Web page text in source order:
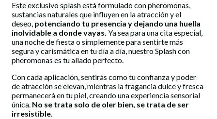
Este exclusivo splash está formulado con pheromonas,
sustancias naturales que influyen en la atracción y el
deseo, potenciando tu presencia y dejando una huella
inolvidable a donde vayas. Ya sea para una cita especial,
una noche de fiesta o simplemente para sentirte más
segura y carismática en tu día a día, nuestro Splash con
pheromonas es tu aliado perfecto.
Con cada aplicación, sentirás como tu confianza y poder
de atracción se elevan, mientras la fragancia dulce y fresca
permanecerá en tu piel, creando una experiencia sensorial
única. No se trata solo de oler bien, se trata de ser
irresistible.